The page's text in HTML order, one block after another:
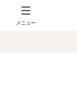
メニュー